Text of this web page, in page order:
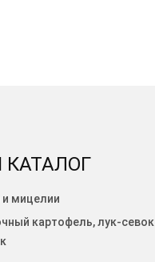
мицелии
картофель, лук-севок